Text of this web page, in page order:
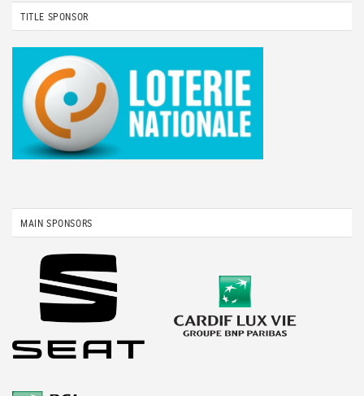
TITLE SPONSOR
MAIN SPONSORS